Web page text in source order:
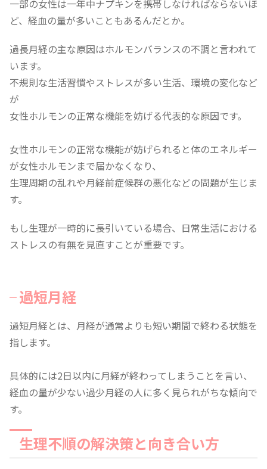
一部の女性は一年中ナプキンを携帯しなければならないほ
ど、経血の量が多いこともあるんだとか。
過長月経の主な原因はホルモンバランスの不調と言われて
います。
不規則な生活習慣やストレスが多い生活、環境の変化など
が
女性ホルモンの正常な機能を妨げる代表的な原因です。
女性ホルモンの正常な機能が妨げられると体のエネルギー
が女性ホルモンまで届かなくなり、
生理周期の乱れや月経前症候群の悪化などの問題が生じま
す。
もし生理が一時的に長引いている場合、日常生活における
ストレスの有無を見直すことが重要です。
過短月経
過短月経とは、月経が通常よりも短い期間で終わる状態を
指します。
具体的には2日以内に月経が終わってしまうことを言い、
経血の量が少ない過少月経の人に多く見られがちな傾向で
す。
生理不順の解決策と向き合い方